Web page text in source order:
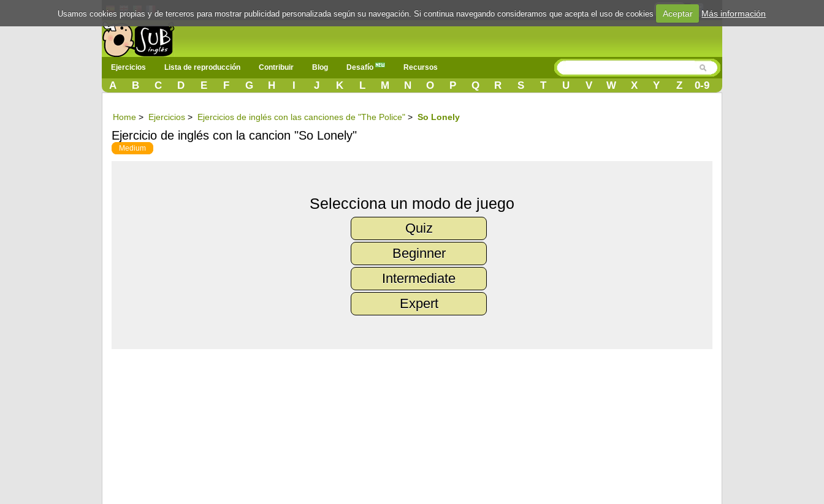
Login
Ejercicios Lista de reproducción Contribuir Blog Desafío Recursos
A B C D E F G H I J K L M N O P Q R S T U V W X Y Z 0-9
Home > Ejercicios > Ejercicios de inglés con las canciones de "The Police" > So Lonely
Ejercicio de inglés con la cancion "So Lonely"
Medium
Selecciona un modo de juego
Quiz
Beginner
Intermediate
Expert
Usamos cookies propias y de terceros para mostrar publicidad personalizada según su navegación. Si continua navegando consideramos que acepta el uso de cookies Aceptar Más información